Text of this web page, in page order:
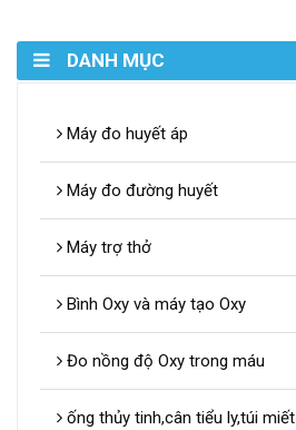
DANH MỤC
Máy đo huyết áp
Máy đo đường huyết
Máy trợ thở
Bình Oxy và máy tạo Oxy
Đo nồng độ Oxy trong máu
ống thủy tinh,cân tiểu ly,túi miết